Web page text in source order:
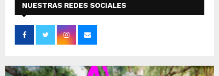
NUESTRAS REDES SOCIALES